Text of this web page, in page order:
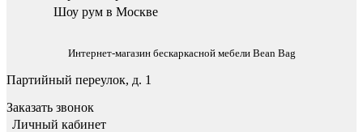
Шоу рум в Москве
Интернет-магазин бескаркасной мебели Bean Bag
Партийный переулок, д. 1
Заказать звонок
Личный кабинет